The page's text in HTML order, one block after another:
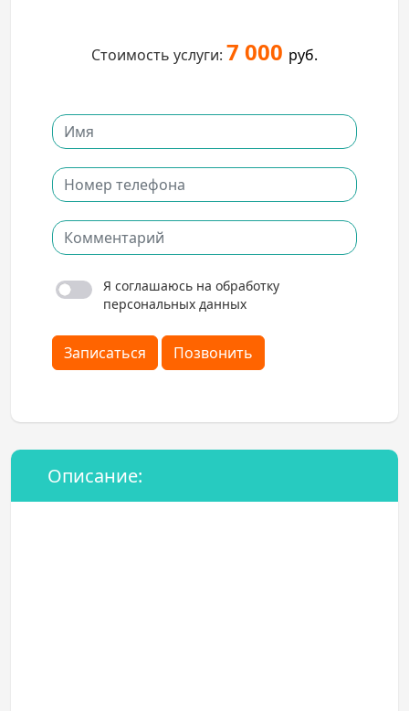
Стоимость услуги: 7 000 руб.
Я соглашаюсь на обработку
персональных данных
Записаться Позвонить
Описание: